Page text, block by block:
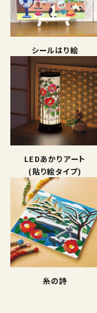
シールはり絵
LEDあかりアート
(貼り絵タイプ)
糸の詩